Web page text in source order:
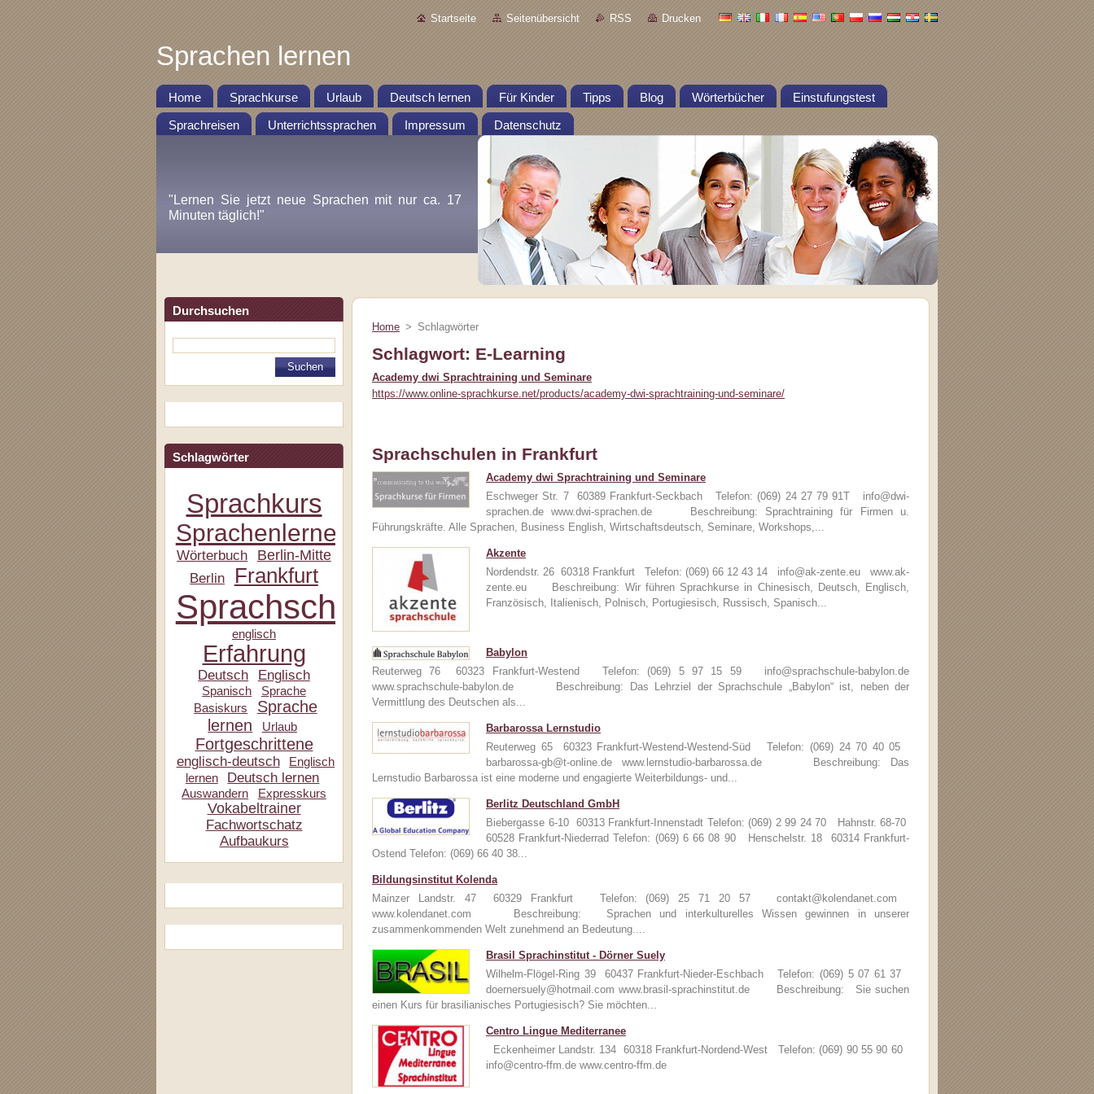
Startseite Seitenübersicht RSS Drucken
Sprachen lernen
Home Sprachkurse Urlaub Deutsch lernen Für Kinder Tipps Blog Wörterbücher Einstufungstest
Sprachreisen Unterrichtssprachen Impressum Datenschutz
"Lernen Sie jetzt neue Sprachen mit nur ca. 17
Minuten täglich!"
Durchsuchen
Schlagwörter
Sprachkurs
Sprachenlernen24
Wörterbuch Berlin-Mitte
Berlin Frankfurt
Sprachschule
englisch
Erfahrung
Deutsch Englisch
Spanisch
Sprache
Basiskurs
Sprache
lernen
Urlaub
Fortgeschrittene
englisch-deutsch
Englisch
lernen
Deutsch lernen
Auswandern Expresskurs
Vokabeltrainer
Fachwortschatz
Aufbaukurs
Home > Schlagwörter
Schlagwort: E-Learning
Academy dwi Sprachtraining und Seminare
https://www.online-sprachkurse.net/products/academy-dwi-sprachtraining-und-seminare/
Sprachschulen in Frankfurt
Academy dwi Sprachtraining und Seminare
Eschweger Str. 7 60389 Frankfurt-Seckbach Telefon: (069) 24 27 79 91T info@dwi-
sprachen.de www.dwi-sprachen.de Beschreibung: Sprachtraining für Firmen u.
Führungskräfte. Alle Sprachen, Business English, Wirtschaftsdeutsch, Seminare, Workshops,...
Akzente
Nordendstr. 26 60318 Frankfurt Telefon: (069) 66 12 43 14 info@ak-zente.eu www.ak-
zente.eu Beschreibung: Wir führen Sprachkurse in Chinesisch, Deutsch, Englisch,
Französisch, Italienisch, Polnisch, Portugiesisch, Russisch, Spanisch...
Babylon
Reuterweg 76 60323 Frankfurt-Westend Telefon: (069) 5 97 15 59 info@sprachschule-babylon.de
www.sprachschule-babylon.de Beschreibung: Das Lehrziel der Sprachschule „Babylon“ ist, neben der
Vermittlung des Deutschen als...
Barbarossa Lernstudio
Reuterweg 65 60323 Frankfurt-Westend-Westend-Süd Telefon: (069) 24 70 40 05
barbarossa-gb@t-online.de www.lernstudio-barbarossa.de Beschreibung: Das
Lernstudio Barbarossa ist eine moderne und engagierte Weiterbildungs- und...
Berlitz Deutschland GmbH
Biebergasse 6-10 60313 Frankfurt-Innenstadt Telefon: (069) 2 99 24 70 Hahnstr. 68-70
60528 Frankfurt-Niederrad Telefon: (069) 6 66 08 90 Henschelstr. 18 60314 Frankfurt-
Ostend Telefon: (069) 66 40 38...
Bildungsinstitut Kolenda
Mainzer Landstr. 47 60329 Frankfurt Telefon: (069) 25 71 20 57 contakt@kolendanet.com
www.kolendanet.com Beschreibung: Sprachen und interkulturelles Wissen gewinnen in unserer
zusammenkommenden Welt zunehmend an Bedeutung....
Brasil Sprachinstitut - Dörner Suely
Wilhelm-Flögel-Ring 39 60437 Frankfurt-Nieder-Eschbach Telefon: (069) 5 07 61 37
doernersuely@hotmail.com www.brasil-sprachinstitut.de Beschreibung: Sie suchen
einen Kurs für brasilianisches Portugiesisch? Sie möchten...
Centro Lingue Mediterranee
Eckenheimer Landstr. 134 60318 Frankfurt-Nordend-West Telefon: (069) 90 55 90 60
info@centro-ffm.de www.centro-ffm.de